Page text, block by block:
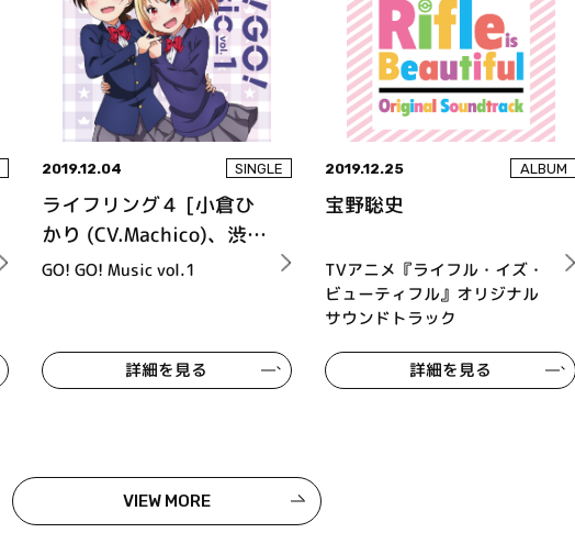
2019.12.04 SINGLE
ライフリング４ [小倉ひ
かり (CV.Machico)、渋沢
泉水 (CV.熊田茜音)、姪
ナ)]
GO! GO! Music vol.1
詳細を見る
2019.12.25 ALBUM
宝野聡史
TVアニメ『ライフル・イズ・
ビューティフル』オリジナル
サウンドトラック
詳細を見る
VIEW MORE